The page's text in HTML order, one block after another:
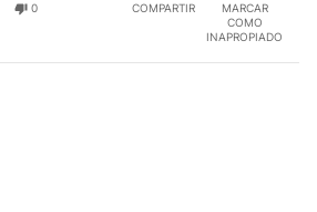
0 COMPARTIR
MARCAR
COMO
INAPROPIADO